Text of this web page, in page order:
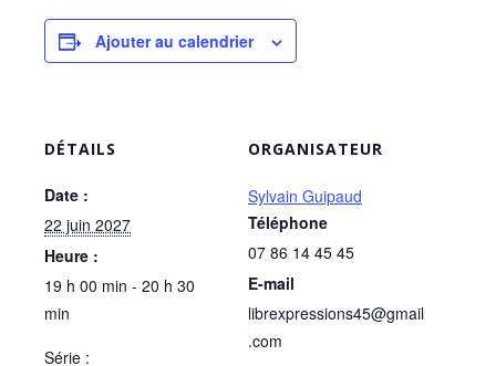
Ajouter au calendrier
DÉTAILS
Date :
22 juin 2027
Heure :
19 h 00 min - 20 h 30
min
Série :
ORGANISATEUR
Sylvain Guipaud
Téléphone
07 86 14 45 45
E-mail
librexpressions45@gmail
.com